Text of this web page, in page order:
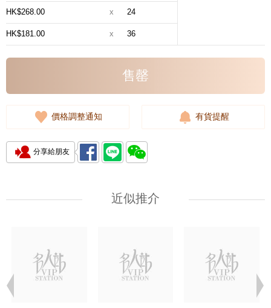
HK$268.00 x 24
HK$181.00 x 36
售罄
價格調整通知 有貨提醒
分享給朋友
近似推介